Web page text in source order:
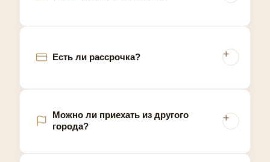
Есть ли рассрочка?
Можно ли приехать из другого
города?